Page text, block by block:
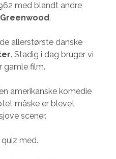
med blandt andre
.
allerstørste danske
. Stadig i dag bruger vi
gamle film.
amerikanske komedie
måske er blevet
scener.
med.